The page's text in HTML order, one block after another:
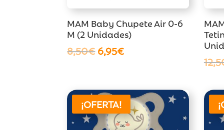
MAM Baby Chupete Air 0-6
M (2 Unidades)
8,50€ El
era:
8,50€.
6,95€El
es:
6,95€.
¡OFERTA!